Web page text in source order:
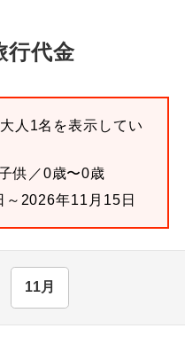
行代金
人1名を表示してい
供／0歳〜0歳
2026年11月15日
11月